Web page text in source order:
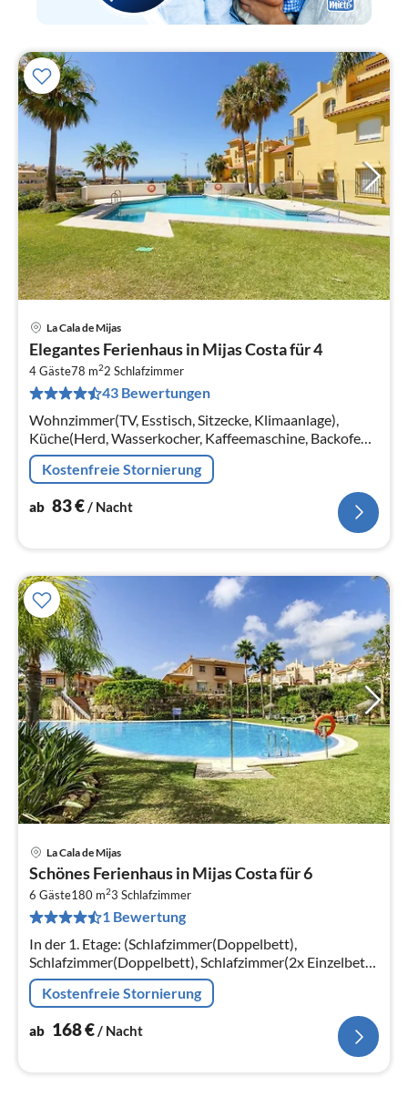
La Cala de Mijas
Elegantes Ferienhaus in Mijas Costa für 4
4 Gäste78 m22 Schlafzimmer
43 Bewertungen
Wohnzimmer(TV, Esstisch, Sitzecke, Klimaanlage),
Küche(Herd, Wasserkocher, Kaffeemaschine, Backofen,
Mikrowelle, Spülmaschine, Kühl-/Gefrierkombination),
Schlafzimmer(Doppelbett)
Kostenfreie Stornierung
ab 83€/ Nacht
La Cala de Mijas
Schönes Ferienhaus in Mijas Costa für 6
6 Gäste180 m23 Schlafzimmer
1 Bewertung
In der 1. Etage: (Schlafzimmer(Doppelbett),
Schlafzimmer(Doppelbett), Schlafzimmer(2x Einzelbett),
Badezimmer(Badewanne, Dusche, Toilette),
Badezimmer(Badewanne, Dusche, Toilette)
Kostenfreie Stornierung
ab 168€/ Nacht